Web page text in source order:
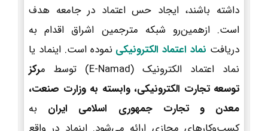
داشته باشند، ایجاد حس اعتماد در جامعه هدف
است. ازهمین‌رو شبکه مترجمین اشراق اقدام به
دریافت نماد اعتماد الکترونیکی نموده است. اینماد یا
نماد اعتماد الکترونیک (E-Namad) توسط م
رکز
توسعه تجارت الکترونیکی، وابسته به وزارت صنعت،
معدن و تجارت جمهوری اسلامی ایران به